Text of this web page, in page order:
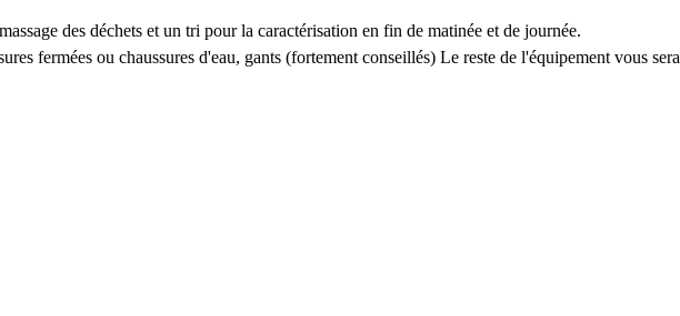
des déchets et un tri pour la caractérisation en fin de matinée et de journée.
fermées ou chaussures d'eau, gants (fortement conseillés) Le reste de l'équipement vous sera